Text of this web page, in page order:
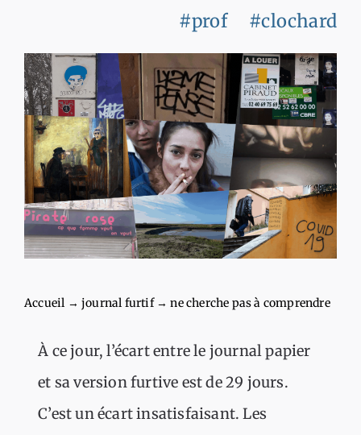
#prof
#clochard
Accueil → journal furtif→ne cherche pas à comprendre
À ce jour, l’écart entre le journal papier
et sa version furtive est de 29 jours.
C’est un écart insatisfaisant. Les